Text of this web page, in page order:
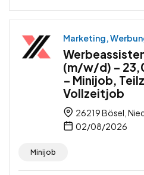
Marketing,
(m/w/d) –
– Minijob,
Vollzeitjob
26219 Bösel,
02/08/2026
Minijob